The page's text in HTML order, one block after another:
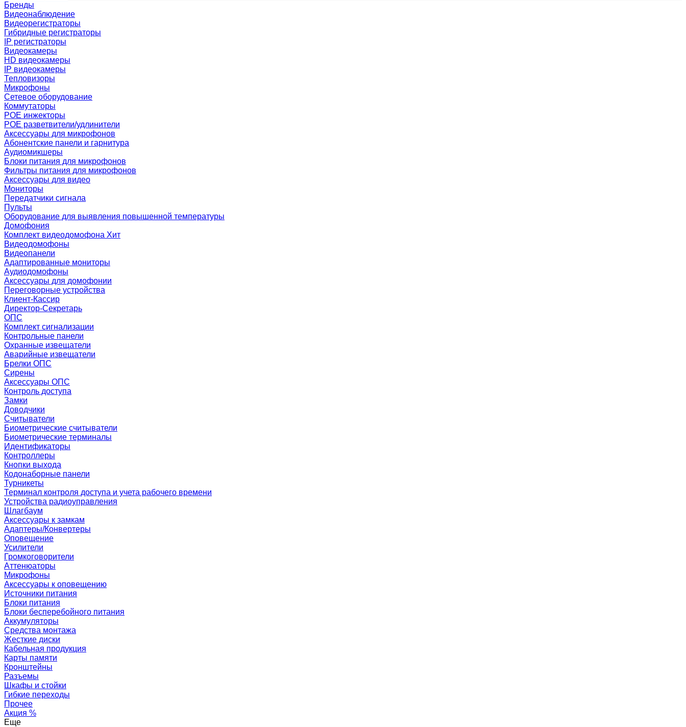
Бренды
Видеонаблюдение
Видеорегистраторы
Гибридные регистраторы
IP регистраторы
Видеокамеры
HD видеокамеры
IP видеокамеры
Тепловизоры
Микрофоны
Сетевое оборудование
Коммутаторы
POE инжекторы
POE разветвители/удлинители
Аксессуары для микрофонов
Абонентские панели и гарнитура
Аудиомикшеры
Блоки питания для микрофонов
Фильтры питания для микрофонов
Аксессуары для видео
Мониторы
Передатчики сигнала
Пульты
Оборудование для выявления повышенной температуры
Домофония
Комплект видеодомофона Хит
Видеодомофоны
Видеопанели
Адаптированные мониторы
Аудиодомофоны
Аксессуары для домофонии
Переговорные устройства
Клиент-Кассир
Директор-Секретарь
ОПС
Комплект сигнализации
Контрольные панели
Охранные извещатели
Аварийные извещатели
Брелки ОПС
Сирены
Аксессуары ОПС
Контроль доступа
Замки
Доводчики
Считыватели
Биометрические считыватели
Биометрические терминалы
Идентификаторы
Контроллеры
Кнопки выхода
Кодонаборные панели
Турникеты
Терминал контроля доступа и учета рабочего времени
Устройства радиоуправления
Шлагбаум
Аксессуары к замкам
Адаптеры/Конвертеры
Оповещение
Усилители
Громкоговорители
Аттенюаторы
Микрофоны
Аксессуары к оповещению
Источники питания
Блоки питания
Блоки бесперебойного питания
Аккумуляторы
Средства монтажа
Жесткие диски
Кабельная продукция
Карты памяти
Кронштейны
Разъемы
Шкафы и стойки
Гибкие переходы
Прочее
Акция %
Еще